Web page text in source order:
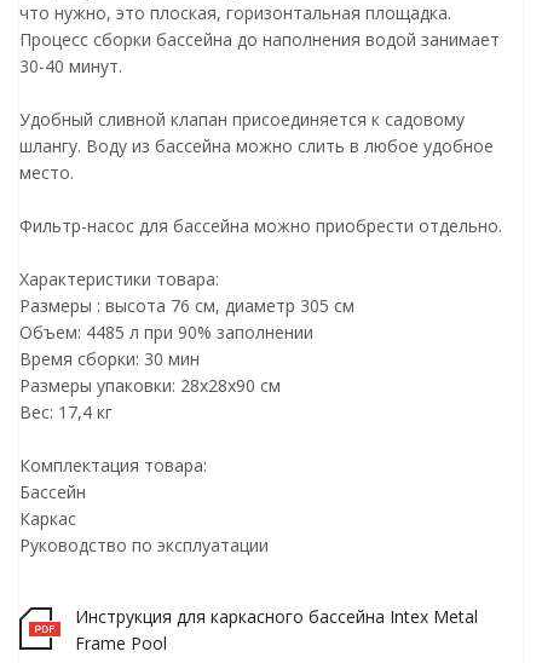
что нужно, это плоская, горизонтальная площадка.
Процесс сборки бассейна до наполнения водой занимает
30-40 минут.
Удобный сливной клапан присоединяется к садовому
шлангу. Воду из бассейна можно слить в любое удобное
место.
Фильтр-насос для бассейна можно приобрести отдельно.
Характеристики товара:
Размеры : высота 76 см, диаметр 305 см
Объем: 4485 л при 90% заполнении
Время сборки: 30 мин
Размеры упаковки: 28х28х90 см
Вес: 17,4 кг
Комплектация товара:
Бассейн
Каркас
Руководство по эксплуатации
Инструкция для каркасного бассейна Intex Metal
Frame Pool